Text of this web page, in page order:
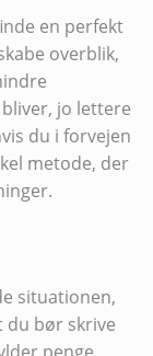
en perfekt
overblik,
jo lettere
du i forvejen
metode, der
situationen,
du bør skrive